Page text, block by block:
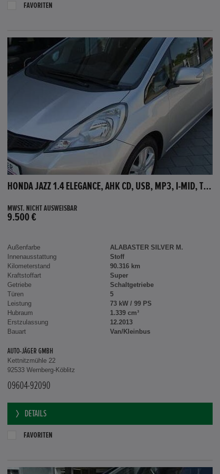
FAVORITEN
HONDA JAZZ 1.4 ELEGANCE, AHK CD, USB, MP3, I-MID, TEMPOMAT, AUX-IN
MWST. NICHT AUSWEISBAR
9.500 €
Außenfarbe
ALABASTER SILVER M.
Innenausstattung
Stoff
Kilometerstand
90.316 km
Kraftstoffart
Super
Getriebe
Schaltgetriebe
Türen
5
Leistung
73 kW / 99 PS
Hubraum
1.339 cm³
Erstzulassung
12.2013
Bauart
Van/Kleinbus
AUTO-JÄGER GMBH
Kettnitzmühle 22
92533 Wernberg-Köblitz
09604-92090
DETAILS
FAVORITEN